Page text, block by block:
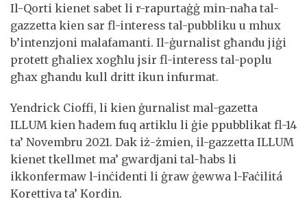
Il-Qorti kienet sabet li r-rapurtaġġ min-naħa tal-
gazzetta kien sar fl-interess tal-pubbliku u mhux
b’intenzjoni malafamanti. Il-ġurnalist għandu jiġi
protett għaliex xogħlu jsir fl-interess tal-poplu
għax għandu kull dritt ikun infurmat.
Yendrick Cioffi, li kien ġurnalist mal-gazetta
ILLUM kien ħadem fuq artiklu li ġie ppubblikat fl-14
ta’ Novembru 2021. Dak iż-żmien, il-gazzetta ILLUM
kienet tkellmet ma’ gwardjani tal-ħabs li
ikkonfermaw l-inċidenti li ġraw ġewwa l-Faċilitá
Korettiva ta’ Kordin.